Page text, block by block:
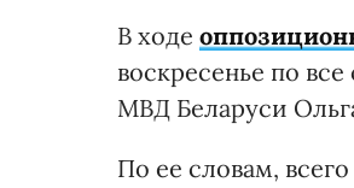
В ходе
воскресенье по
МВД Беларуси
По ее словам,